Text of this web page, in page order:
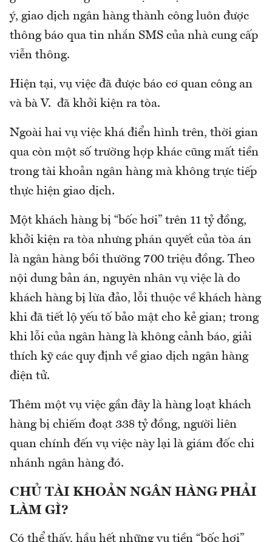
ý, giao dịch ngân hàng thành công luôn được
thông báo qua tin nhắn SMS của nhà cung cấp
viễn thông.
Hiện tại, vụ việc đã được báo cơ quan công an
và bà V. đã khởi kiện ra tòa.
Ngoài hai vụ việc khá điển hình trên, thời gian
qua còn một số trường hợp khác cũng mất tiền
trong tài khoản ngân hàng mà không trực tiếp
thực hiện giao dịch.
Một khách hàng bị “bốc hơi” trên 11 tỷ đồng,
khởi kiện ra tòa nhưng phán quyết của tòa án
là ngân hàng bồi thường 700 triệu đồng. Theo
nội dung bản án, nguyên nhân vụ việc là do
khách hàng bị lừa đảo, lỗi thuộc về khách hàng
khi đã tiết lộ yếu tố bảo mật cho kẻ gian; trong
khi lỗi của ngân hàng là không cảnh báo, giải
thích kỹ các quy định về giao dịch ngân hàng
điện tử.
Thêm một vụ việc gần đây là hàng loạt khách
hàng bị chiếm đoạt 338 tỷ đồng, người liên
quan chính đến vụ việc này lại là giám đốc chi
nhánh ngân hàng đó.
CHỦ TÀI KHOẢN NGÂN HÀNG PHẢI
LÀM GÌ?
Có thể thấy, hầu hết những vụ tiền “bốc hơi”